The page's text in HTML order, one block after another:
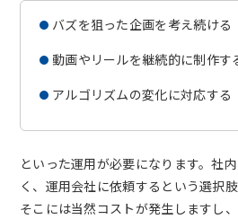
バズを狙った企画を考え続ける
動画やリールを継続的に制作す
アルゴリズムの変化に対応する
といった運用が必要になります。社
く、運用会社に依頼するという選択
そこには当然コストが発生しますし、